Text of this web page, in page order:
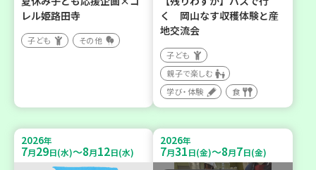
レル姫路田寺
子ども その他
く 岡山なす収穫体験と産
地交流会
子ども
親子で楽しむ
学び・体験
食
2026年
7月29日(水)～8月12日(水)
2026年
7月31日(金)～8月7日(金)